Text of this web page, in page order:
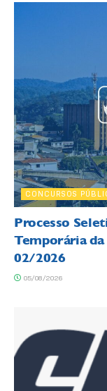
CONCURSOS
Processo
Temporária da
02/2026
05/08/2026